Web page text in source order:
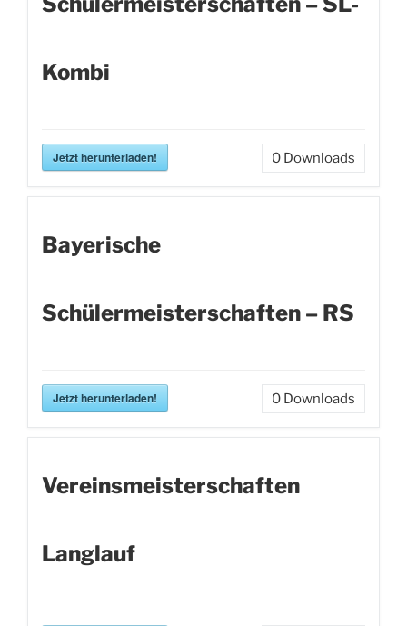
Kombi
Jetzt herunterladen! 0 Downloads
Bayerische
Schülermeisterschaften – RS
Jetzt herunterladen! 0 Downloads
Vereinsmeisterschaften
Langlauf